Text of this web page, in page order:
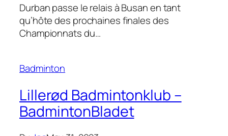
Durban passe le relais à Busan en tant
qu’hôte des prochaines finales des
Championnats du…
Badminton
Lillerød Badmintonklub –
BadmintonBladet